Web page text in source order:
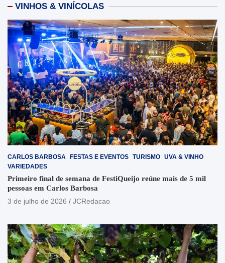
VINHOS & VINÍCOLAS
CARLOS BARBOSA FESTAS E EVENTOS TURISMO UVA & VINHO
VARIEDADES
Primeiro final de semana de FestiQueijo reúne mais de 5 mil
pessoas em Carlos Barbosa
3 de julho de 2026
JCRedacao